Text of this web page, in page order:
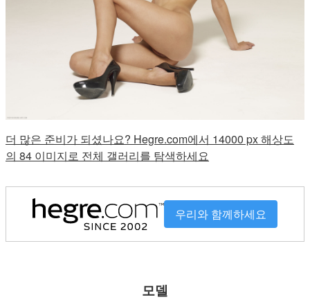
더 많은 준비가 되셨나요? Hegre.com에서 14000 px 해상도
의 84 이미지로 전체 갤러리를 탐색하세요
우리와 함께하세요
모델